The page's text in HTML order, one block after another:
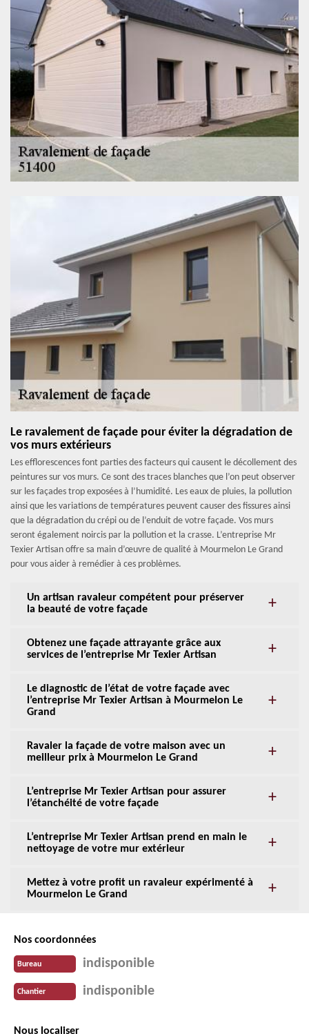
Le ravalement de façade pour éviter la dégradation de
vos murs extérieurs
Les efflorescences font parties des facteurs qui causent le décollement des
peintures sur vos murs. Ce sont des traces blanches que l’on peut observer
sur les façades trop exposées à l’humidité. Les eaux de pluies, la pollution
ainsi que les variations de températures peuvent causer des fissures ainsi
que la dégradation du crépi ou de l’enduit de votre façade. Vos murs
seront également noircis par la pollution et la crasse. L’entreprise Mr
Texier Artisan offre sa main d’œuvre de qualité à Mourmelon Le Grand
pour vous aider à remédier à ces problèmes.
Un artisan ravaleur compétent pour préserver
la beauté de votre façade
Obtenez une façade attrayante grâce aux
services de l’entreprise Mr Texier Artisan
Le diagnostic de l’état de votre façade avec
l’entreprise Mr Texier Artisan à Mourmelon Le
Grand
Ravaler la façade de votre maison avec un
meilleur prix à Mourmelon Le Grand
L’entreprise Mr Texier Artisan pour assurer
l’étanchéité de votre façade
L’entreprise Mr Texier Artisan prend en main le
nettoyage de votre mur extérieur
Mettez à votre profit un ravaleur expérimenté à
Mourmelon Le Grand
Nos coordonnées
Bureau indisponible
Chantier indisponible
Nous localiser